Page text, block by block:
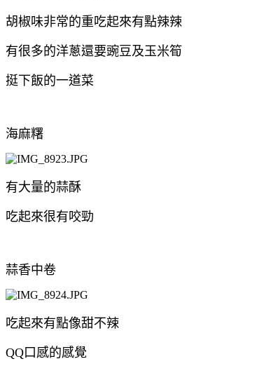
胡椒味非常的重吃起來有點辣辣
有很多的洋蔥還要豌豆及玉米筍
挺下飯的一道菜
海麻糬
有大量的蒜酥
吃起來很有咬勁
蒜香中卷
吃起來有點像甜不辣
QQ口感的感覺